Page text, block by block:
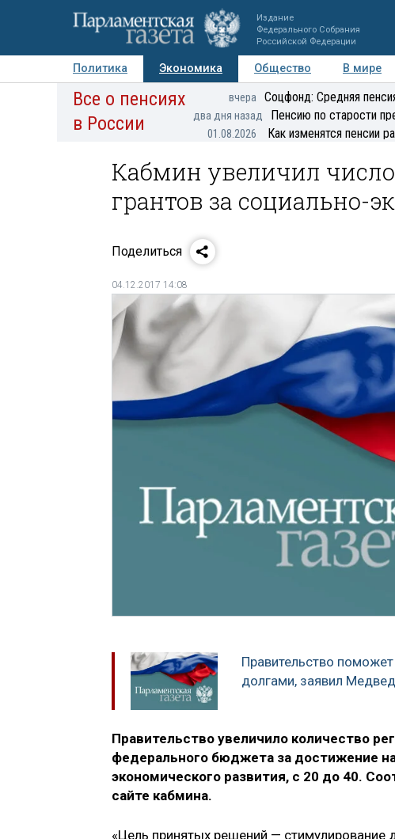
Издание
Федерального Собрания
Российской Федерации
Политика Экономика Общество В мире
Авторы Персоны Мнения Регионы
Все о пенсиях
в России
вчера Соцфонд: Средняя
два дня назад Пенсию по старости
01.08.2026 Как изменятся пенсии
Кабмин увеличил
грантов за социально-
Поделиться
04.12.2017 14:08
Правительство
долгами, заявил
Правительство увеличило количество
федерального бюджета за достижение
экономического развития, с 20 до 40.
сайте кабмина.
«Цель принятых решений — стимулирование